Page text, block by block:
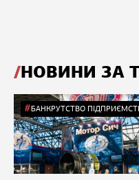
НОВИНИ ЗА
БАНКРУТСТВО